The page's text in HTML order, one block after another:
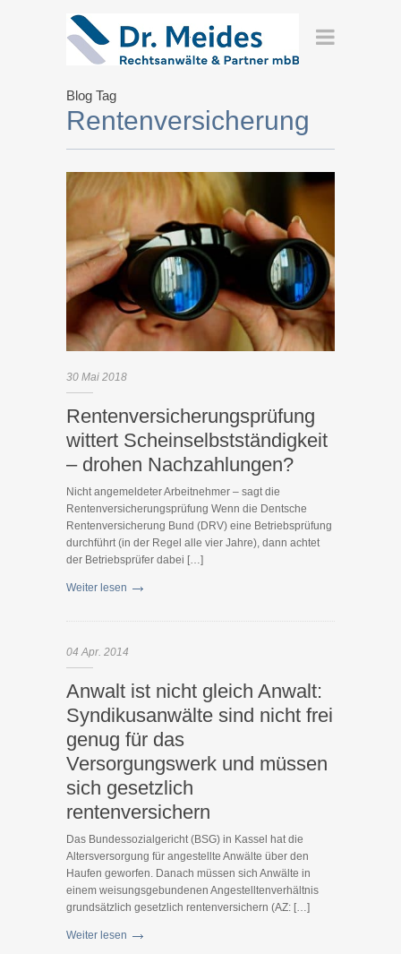
Blog Tag
Rentenversicherung
30 Mai 2018
Rentenversicherungsprüfung
wittert Scheinselbstständigkeit
– drohen Nachzahlungen?
Nicht angemeldeter Arbeitnehmer – sagt die
Rentenversicherungsprüfung Wenn die Dentsche
Rentenversicherung Bund (DRV) eine Betriebsprüfung
durchführt (in der Regel alle vier Jahre), dann achtet
der Betriebsprüfer dabei […]
Weiter lesen
04 Apr. 2014
Anwalt ist nicht gleich Anwalt:
Syndikusanwälte sind nicht frei
genug für das
Versorgungswerk und müssen
sich gesetzlich
rentenversichern
Das Bundessozialgericht (BSG) in Kassel hat die
Altersversorgung für angestellte Anwälte über den
Haufen geworfen. Danach müssen sich Anwälte in
einem weisungsgebundenen Angestelltenverhältnis
grundsätzlich gesetzlich rentenversichern (AZ: […]
Weiter lesen